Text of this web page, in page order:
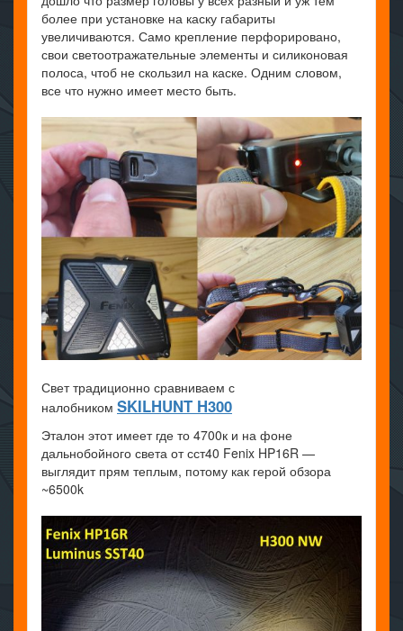
более при установке на каску габариты
увеличиваются. Само крепление перфорировано,
свои светоотражательные элементы и силиконовая
полоса, чтоб не скользил на каске. Одним словом,
все что нужно имеет место быть.
Свет традиционно сравниваем с
налобником SKILHUNT H300
Эталон этот имеет где то 4700к и на фоне
дальнобойного света от сст40 Fenix HP16R —
выглядит прям теплым, потому как герой обзора
~6500k